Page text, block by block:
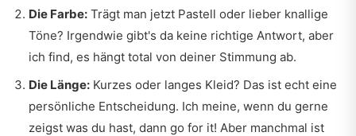
Die Farbe: Trägt man jetzt Pastell oder lieber knallige
Töne? Irgendwie gibt's da keine richtige Antwort, aber
ich find, es hängt total von deiner Stimmung ab.
Die Länge: Kurzes oder langes Kleid? Das ist echt eine
persönliche Entscheidung. Ich meine, wenn du gerne
zeigst was du hast, dann go for it! Aber manchmal ist